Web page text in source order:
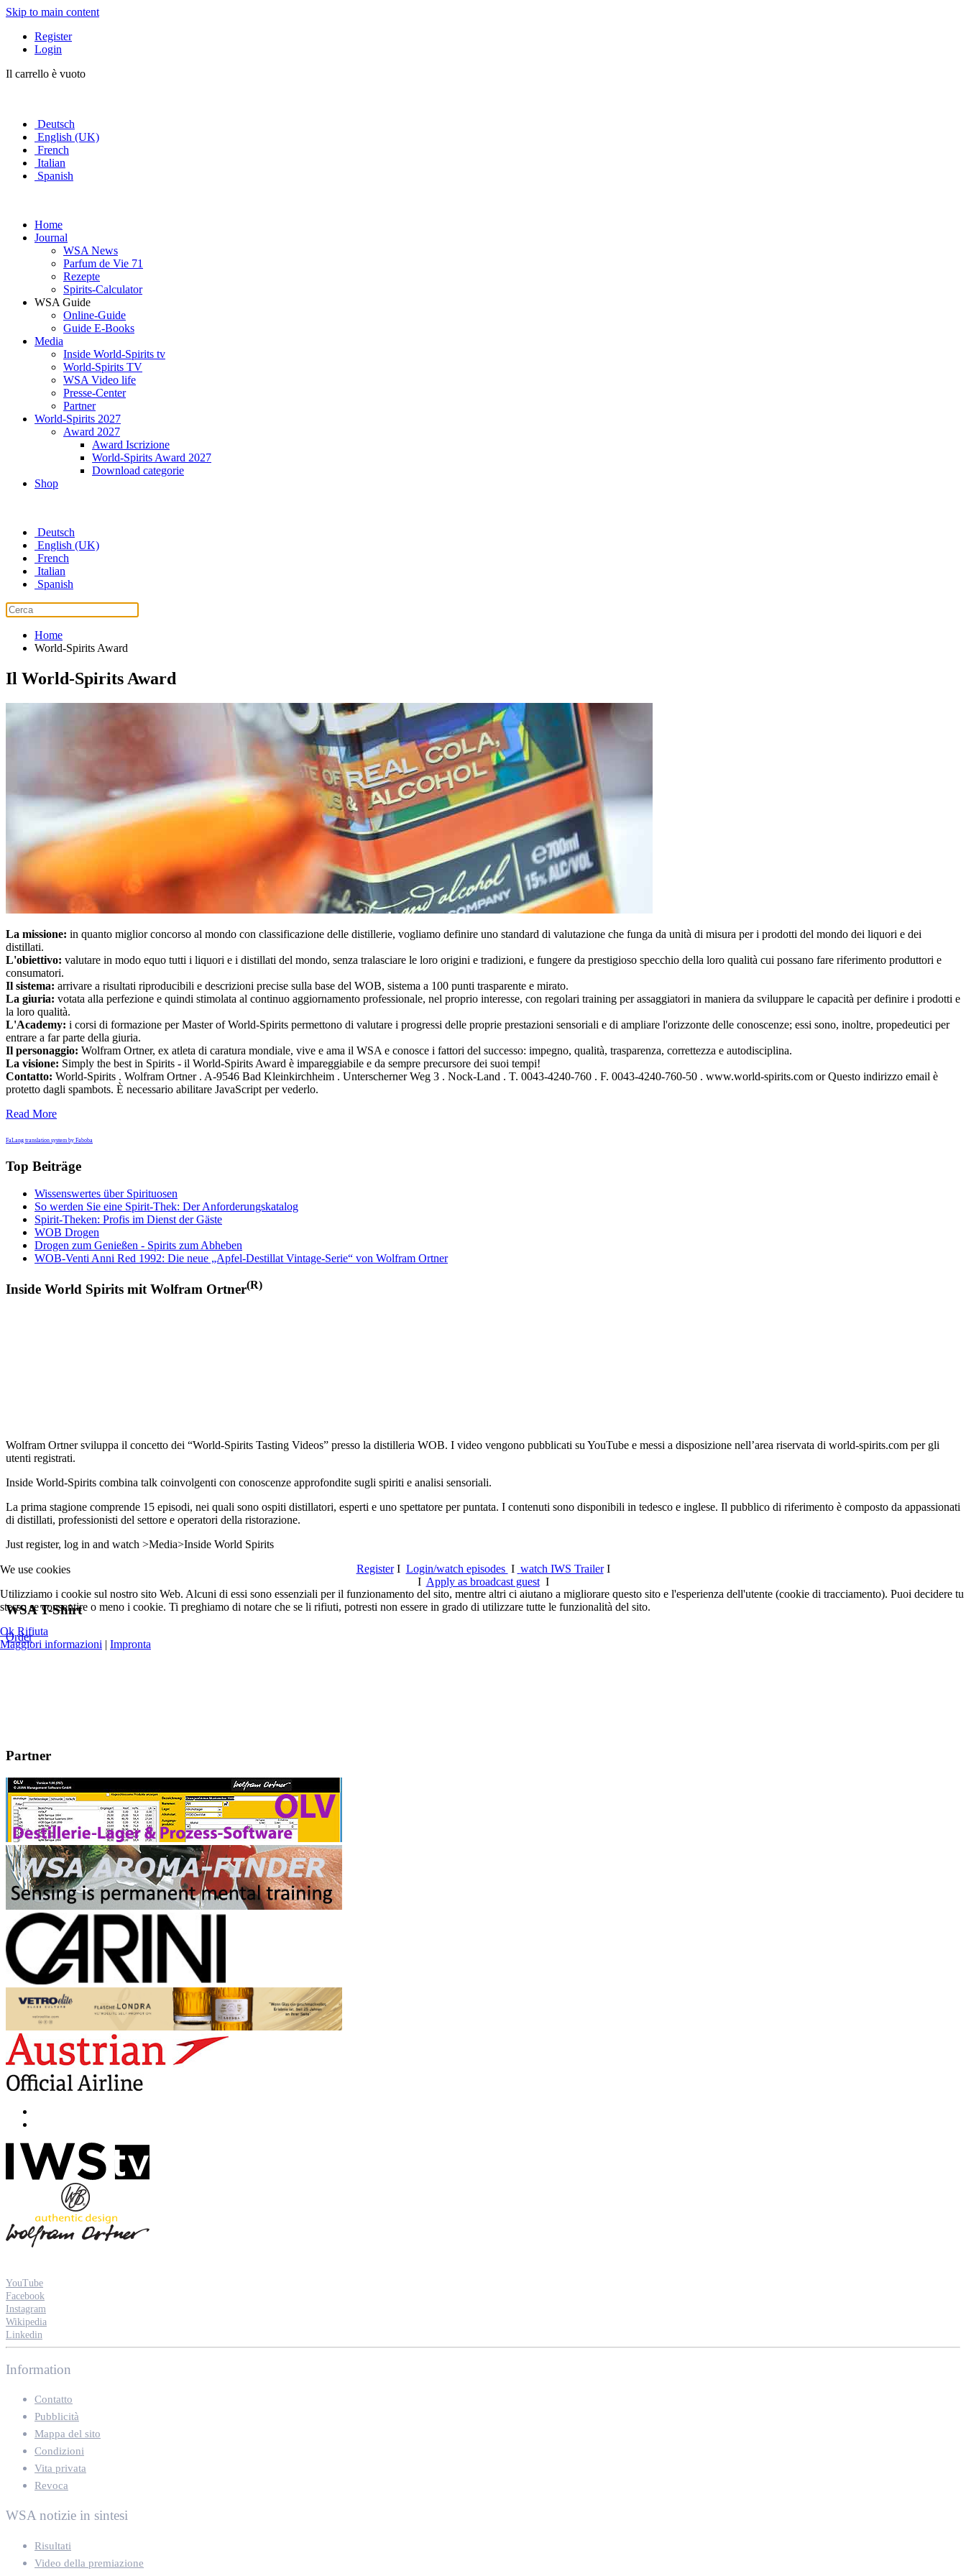
Skip to main content
Register
Login
Il carrello è vuoto
Deutsch
English (UK)
French
Italian
Spanish
Home
Journal
WSA News
Parfum de Vie 71
Rezepte
Spirits-Calculator
WSA Guide
Online-Guide
Guide E-Books
Media
Inside World-Spirits tv
World-Spirits TV
WSA Video life
Presse-Center
Partner
World-Spirits 2027
Award 2027
Award Iscrizione
World-Spirits Award 2027
Download categorie
Shop
Deutsch
English (UK)
French
Italian
Spanish
Home
World-Spirits Award
Il World-Spirits Award
La missione: in quanto miglior concorso al mondo con classificazione delle distillerie, vogliamo definire uno standard di valutazione che funga da unità di misura per i prodotti del mondo dei liquori e dei
distillati.
L'obiettivo: valutare in modo equo tutti i liquori e i distillati del mondo, senza tralasciare le loro origini e tradizioni, e fungere da prestigioso specchio della loro qualità cui possano fare riferimento produttori e
consumatori.
Il sistema: arrivare a risultati riproducibili e descrizioni precise sulla base del WOB, sistema a 100 punti trasparente e mirato.
La giuria: votata alla perfezione e quindi stimolata al continuo aggiornamento professionale, nel proprio interesse, con regolari training per assaggiatori in maniera da sviluppare le capacità per definire i prodotti e
la loro qualità.
L'Academy: i corsi di formazione per Master of World-Spirits permettono di valutare i progressi delle proprie prestazioni sensoriali e di ampliare l'orizzonte delle conoscenze; essi sono, inoltre, propedeutici per
entrare a far parte della giuria.
Il personaggio: Wolfram Ortner, ex atleta di caratura mondiale, vive e ama il WSA e conosce i fattori del successo: impegno, qualità, trasparenza, correttezza e autodisciplina.
La visione: Simply the best in Spirits - il World-Spirits Award è impareggiabile e da sempre precursore dei suoi tempi!
Contatto: World-Spirits . Wolfram Ortner . A-9546 Bad Kleinkirchheim . Unterscherner Weg 3 . Nock-Land . T. 0043-4240-760 . F. 0043-4240-760-50 . www.world-spirits.com orQuesto indirizzo email è
protetto dagli spambots. È necessario abilitare JavaScript per vederlo.
Read More
FaLang translation system by Faboba
Top Beiträge
Wissenswertes über Spirituosen
So werden Sie eine Spirit-Thek: Der Anforderungskatalog
Spirit-Theken: Profis im Dienst der Gäste
WOB Drogen
Drogen zum Genießen - Spirits zum Abheben
WOB-Venti Anni Red 1992: Die neue „Apfel-Destillat Vintage-Serie“ von Wolfram Ortner
Inside World Spirits mit Wolfram Ortner(R)
Wolfram Ortner sviluppa il concetto dei “World-Spirits Tasting Videos” presso la distilleria WOB. I video vengono pubblicati su YouTube e messi a disposizione nell’area riservata di world-spirits.com per gli
utenti registrati.
Inside World-Spirits combina talk coinvolgenti con conoscenze approfondite sugli spiriti e analisi sensoriali.
La prima stagione comprende 15 episodi, nei quali sono ospiti distillatori, esperti e uno spettatore per puntata. I contenuti sono disponibili in tedesco e inglese. Il pubblico di riferimento è composto da appassionati
di distillati, professionisti del settore e operatori della ristorazione.
Just register, log in and watch >Media>Inside World Spirits
RegisterI Login/watch episodes I watch IWS TrailerI
I Apply as broadcast guestI
WSA T-Shirt
Order
Partner
YouTube
Facebook
Instagram
Wikipedia
Linkedin
Information
Contatto
Pubblicità
Mappa del sito
Condizioni
Vita privata
Revoca
WSA notizie in sintesi
Risultati
Video della premiazione
We use cookies
Utilizziamo i cookie sul nostro sito Web. Alcuni di essi sono essenziali per il funzionamento del sito, mentre altri ci aiutano a migliorare questo sito e l'esperienza dell'utente (cookie di tracciamento). Puoi decidere tu
stesso se consentire o meno i cookie. Ti preghiamo di notare che se li rifiuti, potresti non essere in grado di utilizzare tutte le funzionalità del sito.
Ok Rifiuta
Maggiori informazioni | Impronta